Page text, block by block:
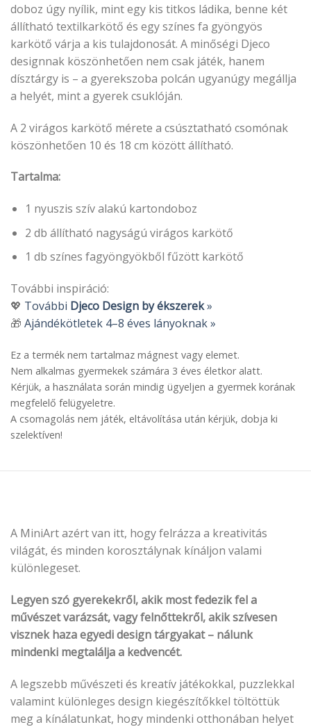
doboz úgy nyílik, mint egy kis titkos ládika, benne két
állítható textilkarkötő és egy színes fa gyöngyös
karkötő várja a kis tulajdonosát. A minőségi Djeco
designnak köszönhetően nem csak játék, hanem
dísztárgy is – a gyerekszoba polcán ugyanúgy megállja
a helyét, mint a gyerek csuklóján.
A 2 virágos karkötő mérete a csúsztatható csomónak
köszönhetően 10 és 18 cm között állítható.
Tartalma:
1 nyuszis szív alakú kartondoboz
2 db állítható nagyságú virágos karkötő
1 db színes fagyöngyökből fűzött karkötő
További inspiráció:
💖 További Djeco Design by ékszerek»
🎁 Ajándékötletek 4–8 éves lányoknak »
Ez a termék nem tartalmaz mágnest vagy elemet.
Nem alkalmas gyermekek számára 3 éves életkor alatt.
Kérjük, a használata során mindig ügyeljen a gyermek korának
megfelelő felügyeletre.
A csomagolás nem játék, eltávolítása után kérjük, dobja ki
szelektíven!
A MiniArt azért van itt, hogy felrázza a kreativitás
világát, és minden korosztálynak kínáljon valami
különlegeset.
Legyen szó gyerekekről, akik most fedezik fel a
művészet varázsát, vagy felnőttekről, akik szívesen
visznek haza egyedi design tárgyakat – nálunk
mindenki megtalálja a kedvencét.
A legszebb művészeti és kreatív játékokkal, puzzlekkal
valamint különleges design kiegészítőkkel töltöttük
meg a kínálatunkat, hogy mindenki otthonában helyet